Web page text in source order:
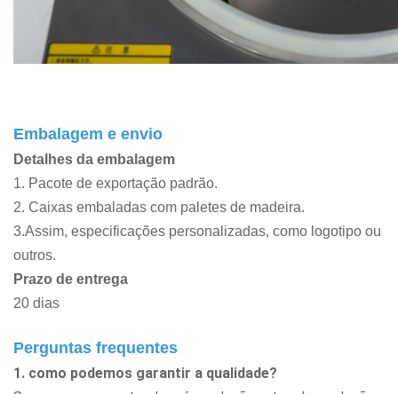
Embalagem e envio
Detalhes da embalagem
1. Pacote de exportação padrão.
2. Caixas embaladas com paletes de madeira.
3.Assim, especificações personalizadas, como logotipo ou
outros.
Prazo de entrega
20 dias
Perguntas frequentes
1. como podemos garantir a qualidade?